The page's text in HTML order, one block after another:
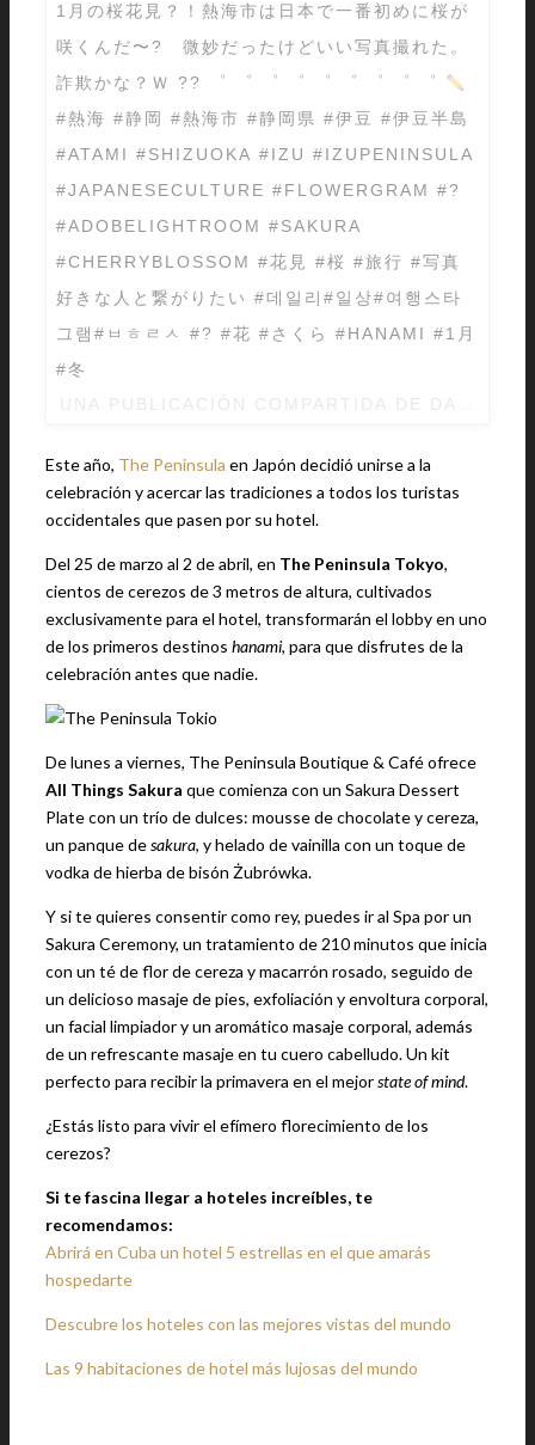
1月の桜花見？！熱海市は日本で一番初めに桜が
咲くんだ〜? 微妙だったけどいい写真撮れた。
詐欺かな？Ｗ ?? ゜ ゜ ゜ ゜ ゜ ゜ ゜ ゜ ゜
#熱海 #静岡 #熱海市 #静岡県 #伊豆 #伊豆半島
#ATAMI #SHIZUOKA #IZU #IZUPENINSULA
#JAPANESECULTURE #FLOWERGRAM #?
#ADOBELIGHTROOM #SAKURA
#CHERRYBLOSSOM #花見 #桜 #旅行 #写真
好きな人と繋がりたい #데일리#일상#여행스타
그램#ㅂㅎㄹㅅ #? #花 #さくら #HANAMI #1月
#冬
Este año, The Peninsula en Japón decidió unirse a la
celebración y acercar las tradiciones a todos los turistas
occidentales que pasen por su hotel.
Del 25 de marzo al 2 de abril, en The Peninsula Tokyo,
cientos de cerezos de 3 metros de altura, cultivados
exclusivamente para el hotel, transformarán el lobby en uno
de los primeros destinos hanami, para que disfrutes de la
celebración antes que nadie.
De lunes a viernes, The Peninsula Boutique & Café ofrece
All Things Sakura que comienza con un Sakura Dessert
Plate con un trío de dulces: mousse de chocolate y cereza,
un panque desakura, y helado de vainilla con un toque de
vodka de hierba de bisón Żubrówka.
Y si te quieres consentir como rey, puedes ir al Spa por un
Sakura Ceremony, un tratamiento de 210 minutos que inicia
con un té de flor de cereza y macarrón rosado, seguido de
un delicioso masaje de pies, exfoliación y envoltura corporal,
un facial limpiador y un aromático masaje corporal, además
de un refrescante masaje en tu cuero cabelludo. Un kit
perfecto para recibir la primavera en el mejorstate of mind.
¿Estás listo para vivir el efímero florecimiento de los
cerezos?
Si te fascina llegar a hoteles increíbles, te
recomendamos:
Abrirá en Cuba un hotel 5 estrellas en el que amarás
hospedarte
Descubre los hoteles con las mejores vistas del mundo
Las 9 habitaciones de hotel más lujosas del mundo